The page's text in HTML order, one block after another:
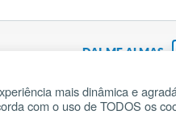
DAI-ME ALMAS
mais dinâmica e
com o uso de TODOS os